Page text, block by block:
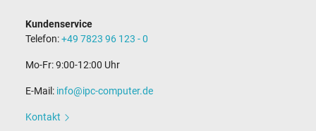
Ja
Länge Anschlusskabel (m) (ca.)
Länge / Breite / Höhe
Kundenservice
Telefon:+49 7823 96 123 - 0
Mo-Fr: 9:00-12:00 Uhr
E-Mail: info@ipc-computer.de
Kontakt